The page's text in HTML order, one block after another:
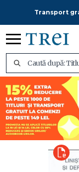
Transport